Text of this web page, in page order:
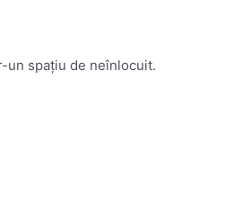
un spațiu de neînlocuit.